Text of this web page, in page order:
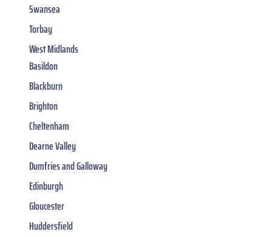
Swansea
Torbay
West Midlands
Basildon
Blackburn
Brighton
Cheltenham
Dearne Valley
Dumfries and Galloway
Edinburgh
Gloucester
Huddersfield